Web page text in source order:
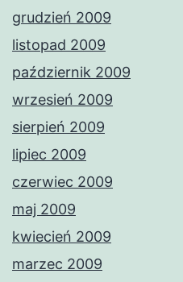
grudzień 2009
listopad 2009
październik 2009
wrzesień 2009
sierpień 2009
lipiec 2009
czerwiec 2009
maj 2009
kwiecień 2009
marzec 2009